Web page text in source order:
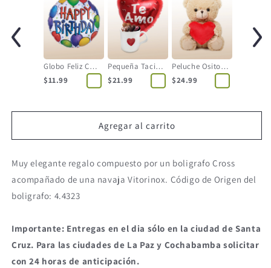
Globo Feliz Cumpleaños
$11.99
Pequeña Tacita con Globo
$21.99
Peluche Osito con Corazón
$24.99
Agregar al carrito
Muy elegante regalo compuesto por un boligrafo Cross
acompañado de una navaja Vitorinox. Código de Origen del
boligrafo: 4.4323
Importante: Entregas en el dia sólo en la ciudad de Santa
Cruz. Para las ciudades de La Paz y Cochabamba solicitar
con 24 horas de anticipación.